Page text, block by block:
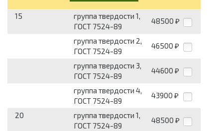
15
группа твердости 1,
ГОСТ 7524-89
48500 ₽
группа твердости 2,
ГОСТ 7524-89
46500 ₽
группа твердости 3,
ГОСТ 7524-89
44600 ₽
группа твердости 4,
ГОСТ 7524-89
43900 ₽
20
группа твердости 1,
ГОСТ 7524-89
48500 ₽